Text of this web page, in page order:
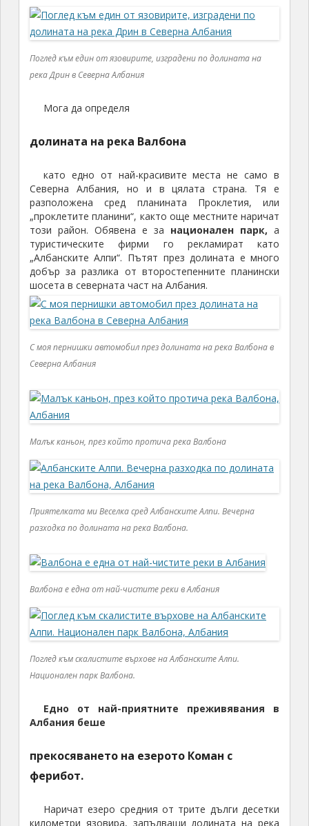
Поглед към един от язовирите, изградени по долината на
река Дрин в Северна Албания
Мога да определя
долината на река Валбона
като едно от най-красивите места не само в
Северна Албания, но и в цялата страна. Тя е
разположена сред планината Проклетия, или
„проклетите планини“, както още местните наричат
този район. Обявена е за национален парк, а
туристическите фирми го рекламират като
„Албанските Алпи“. Пътят през долината е много
добър за разлика от второстепенните планински
шосета в северната част на Албания.
С моя пернишки автомобил през долината на река Валбона в
Северна Албания
Малък каньон, през който протича река Валбона
Приятелката ми Веселка сред Албанските Алпи. Вечерна
разходка по долината на река Валбона.
Валбона е една от най-чистите реки в Албания
Поглед към скалистите върхове на Албанските Алпи.
Национален парк Валбона.
Едно от най-приятните преживявания в
Албания беше
прекосяването на езерото Коман с
ферибот.
Наричат езеро средния от трите дълги десетки
километри язовира, запълващи долината на река